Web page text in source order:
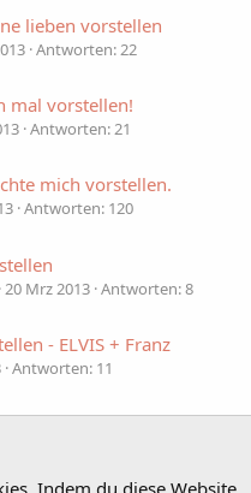
lieben vorstellen
Antworten: 22
mal vorstellen!
Antworten: 21
mich vorstellen.
Antworten: 120
20 Mrz 2013 Antworten: 8
- ELVIS + Franz
Antworten: 11
Indem du diese Website